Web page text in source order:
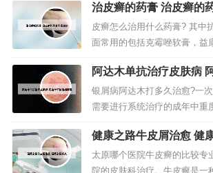
使皮肤软化。2、脱皮阶段以
皮，可以肤康洁软膏外涂。皮
裂口的患者，可采用保湿防裂
另外要注意不要去撕脱...
治皮癣的药膏 治皮癣的
皮癣怎么治用什么药膏? 其中
面常用的包括克霉唑软膏，益
膏，联苯苄唑软膏，特比萘芬
皮肤癣菌都有比较强的抑制和
菌感染有关，可用抗真菌的药
芬乳膏以及复方酮康唑乳膏。
瘙时，也可联合抗过敏的药物
阿达木单抗治疗皮肤病
理
银屑病阿达木打多久治愈?一
需要进行系统治疗的成年中重
患者。建议首周注射 80 mg，
每两周皮下注射给药 40 mg，
斑块状银屑病患者，在治疗超
频率至每周 40 mg。阿达木单
健康之路牛皮屑治愈 健
太原哪个医院牛皮癣的比较专
院的皮肤科治疗。牛皮癣是一